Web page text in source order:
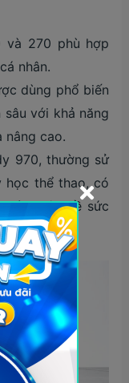
và 270 phù hợp
nhân.
dùng phổ biến
với khả năng
nâng cao.
970, thường sử
học thể thao, có
tích sâu về sức
cơ thể.